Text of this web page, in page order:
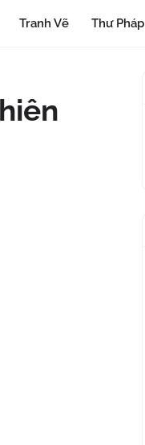
Tranh Vẽ Thư Pháp